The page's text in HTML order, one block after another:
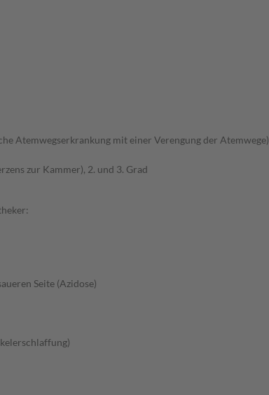
Atemwegserkrankung mit einer Verengung der Atemwege)
zur Kammer), 2. und 3. Grad
Seite (Azidose)